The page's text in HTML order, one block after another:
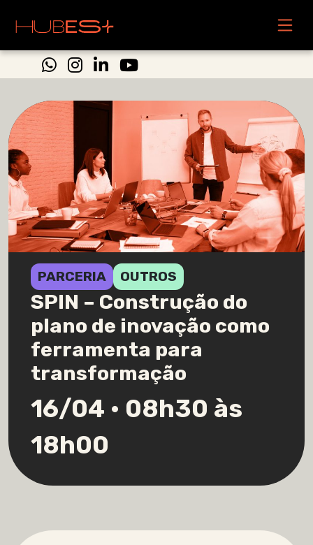
PARCERIA OUTROS
SPIN – Construção do
plano de inovação como
ferramenta para
transformação
16/04 • 08h30 às
18h00